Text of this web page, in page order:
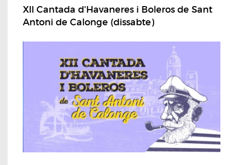
XII Cantada d'Havaneres i Boleros de Sant
Antoni de Calonge (dissabte)